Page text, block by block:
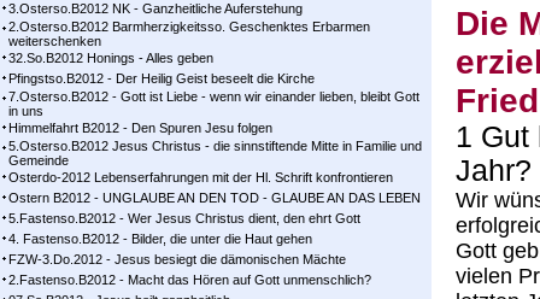
3.Osterso.B2012 NK - Ganzheitliche Auferstehung
2.Osterso.B2012 Barmherzigkeitsso. Geschenktes Erbarmen
weiterschenken
32.So.B2012 Honings - Alles geben
Pfingstso.B2012 - Der Heilig Geist beseelt die Kirche
7.Osterso.B2012 - Gott ist Liebe - wenn wir einander lieben, bleibt Gott
in uns
Himmelfahrt B2012 - Den Spuren Jesu folgen
5.Osterso.B2012 Jesus Christus - die sinnstiftende Mitte in Familie und
Gemeinde
Osterdo-2012 Lebenserfahrungen mit der Hl. Schrift konfrontieren
Ostern B2012 - UNGLAUBE AN DEN TOD - GLAUBE AN DAS LEBEN
5.Fastenso.B2012 - Wer Jesus Christus dient, den ehrt Gott
4. Fastenso.B2012 - Bilder, die unter die Haut gehen
FZW-3.Do.2012 - Jesus besiegt die dämonischen Mächte
2.Fastenso.B2012 - Macht das Hören auf Gott unmenschlich?
Die
1 Gut
Jahr?
Wir
Gott
vielen